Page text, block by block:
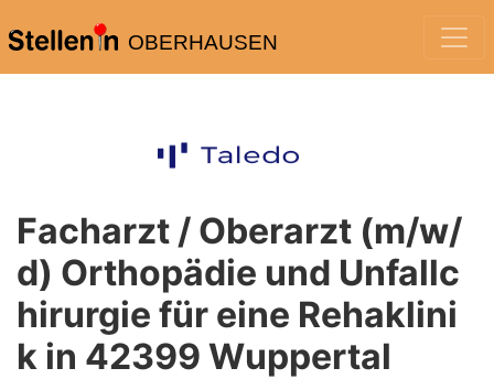
OBERHAUSEN
Facharzt / Oberarzt (m/w/
d) Orthopädie und Unfallc
hirurgie für eine Rehaklini
k in 42399 Wuppertal